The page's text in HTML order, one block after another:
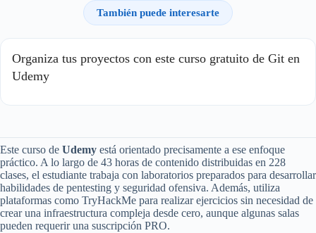
También puede interesarte
Organiza tus proyectos con este curso gratuito de Git en
Udemy
Este curso de Udemy está orientado precisamente a ese enfoque
práctico. A lo largo de 43 horas de contenido distribuidas en 228
clases, el estudiante trabaja con laboratorios preparados para desarrollar
habilidades de pentesting y seguridad ofensiva. Además, utiliza
plataformas como TryHackMe para realizar ejercicios sin necesidad de
crear una infraestructura compleja desde cero, aunque algunas salas
pueden requerir una suscripción PRO.